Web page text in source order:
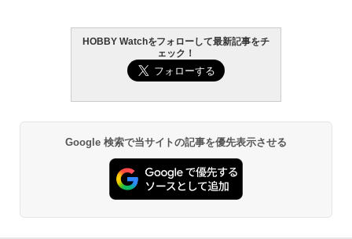
イロ ドローン 飛行ボール フライング ス
ピナー 回転式 飛行ボールトイ ミニドロ
ーン プレゼント
DJI Avata 360 交換レンズキット（工具
付き）
￥4,400
TAMASHII NATIONS S.H.フィギュアー
ツ ONE PIECE シャンクス -マリンフォ
ード頂上決戦- 約165mm PVC&ABS&布
製 塗装済み可動フィギュア
TAMASHII NATIONS S.H.フィギュアー
ツ（真骨彫製法） 仮面ライダーBLACK
RX 約150mm PVC&ABS&布製 塗装済み
HG 機動戦士ガンダム00 グラハム専用ユ
ニオンフラッグカスタム 1/144スケール
色分け済みプラモデル
￥1,850
BANDAI SPIRITS(バンダイ スピリッツ)
30MS Fate/Grand Order アルトリア・
キャスター 色分け済みプラモデル
東京マルイ (TOKYO MARUI) ガスブロー
バックマシンガン No.14 20式 5.56mm
小銃 18歳以上 ガスブローバック
￥196,000
東京マルイ(TOKYO MARUI) No.21 H&K
USP HG 18歳以上エアーHOPハンドガン
￥3,409
タミヤ クラフトツールシリーズ No.123
先細薄刃ニッパー (ゲートカット用) プラ
モデル用工具 74123
￥2,781
ミアムトップコートスプレー 光沢 88ml
ホビー用仕上材 B601
HOBBY Watchをフォローして最新記事をチ
ェック！
Google 検索で当サイトの記事を優先表示させる